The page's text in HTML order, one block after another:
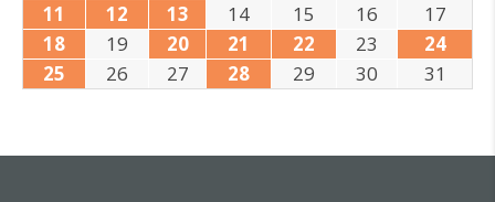
11
12 13 14 15 16
17
18
19 20 21 22 23
24
25
26 27 28 29 30 31